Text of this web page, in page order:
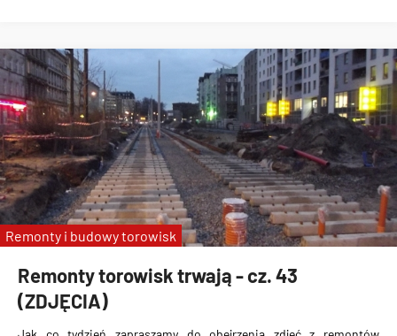
Remonty torowisk trwają - cz. 43
(ZDJĘCIA)
Remonty i budowy torowisk